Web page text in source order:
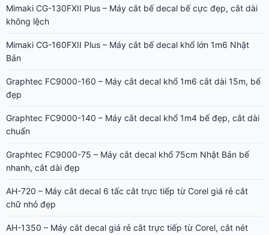
Mimaki CG-130FXII Plus – Máy cắt bế decal bế cực đẹp, cắt dài
không lệch
Mimaki CG-160FXII Plus – Máy cắt bế decal khổ lớn 1m6 Nhật
Bản
Graphtec FC9000-160 – Máy cắt decal khổ 1m6 cắt dài 15m, bế
đẹp
Graphtec FC9000-140 – Máy cắt decal khổ 1m4 bế đẹp, cắt dài
chuẩn
Graphtec FC9000-75 – Máy cắt decal khổ 75cm Nhật Bản bế
nhanh, cắt dài đẹp
AH-720 – Máy cắt decal 6 tấc cắt trực tiếp từ Corel giá rẻ cắt
chữ nhỏ đẹp
AH-1350 – Máy cắt decal giá rẻ cắt trực tiếp từ Corel, cắt nét